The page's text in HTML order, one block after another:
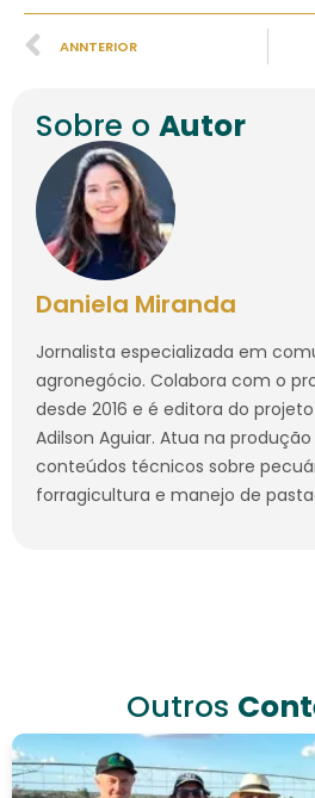
ANNTERIOR
Sobre o Autor
Daniela Miranda
Jornalista especializada em
agronegócio. Colabora com o
desde 2016 e é editora do
Adilson Aguiar. Atua na
conteúdos técnicos sobre
forragicultura e manejo de
Outros